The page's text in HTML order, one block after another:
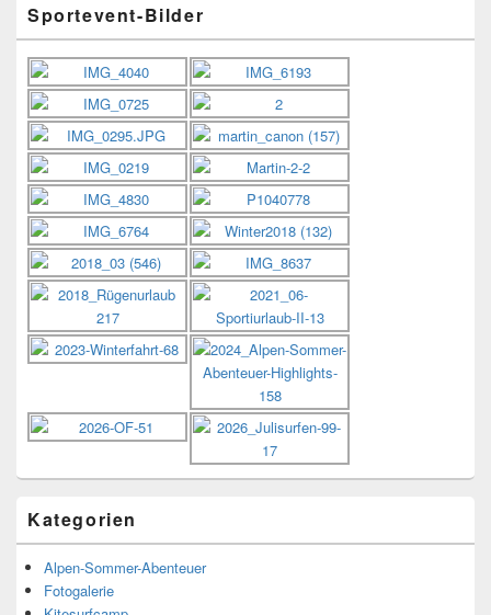
Sportevent-Bilder
Kategorien
Alpen-Sommer-Abenteuer
Fotogalerie